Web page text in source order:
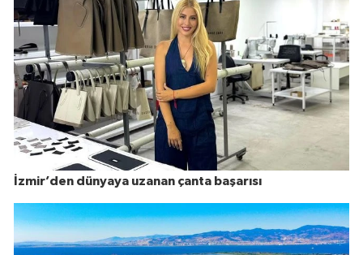
İzmir’den dünyaya uzanan çanta başarısı